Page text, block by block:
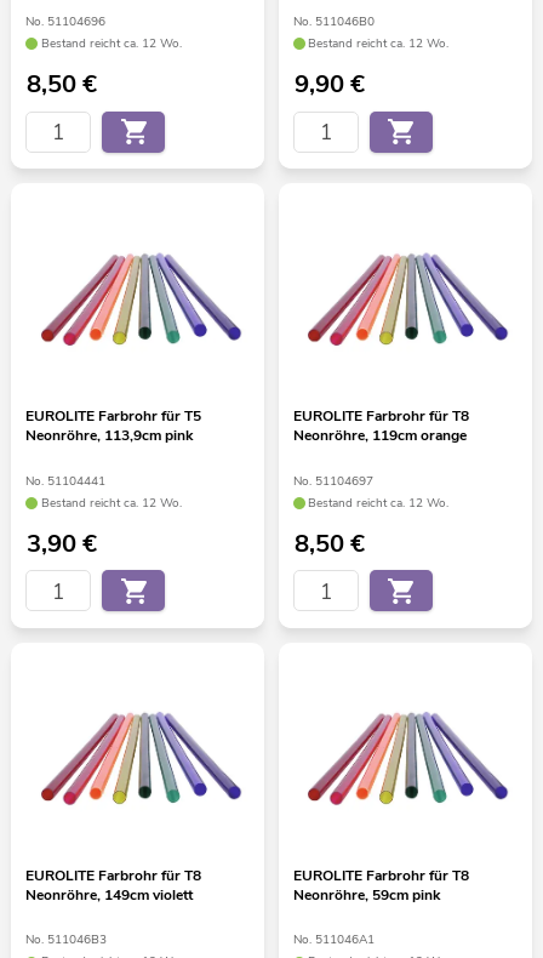
No. 51104696
Bestand reicht ca. 12 Wo.
8,50€
No. 511046B0
Bestand reicht ca. 12 Wo.
9,90€
EUROLITE Farbrohr für T5
Neonröhre, 113,9cm pink
No. 51104441
Bestand reicht ca. 12 Wo.
3,90€
EUROLITE Farbrohr für T8
Neonröhre, 119cm orange
No. 51104697
Bestand reicht ca. 12 Wo.
8,50€
EUROLITE Farbrohr für T8
Neonröhre, 149cm violett
No. 511046B3
EUROLITE Farbrohr für T8
Neonröhre, 59cm pink
No. 511046A1